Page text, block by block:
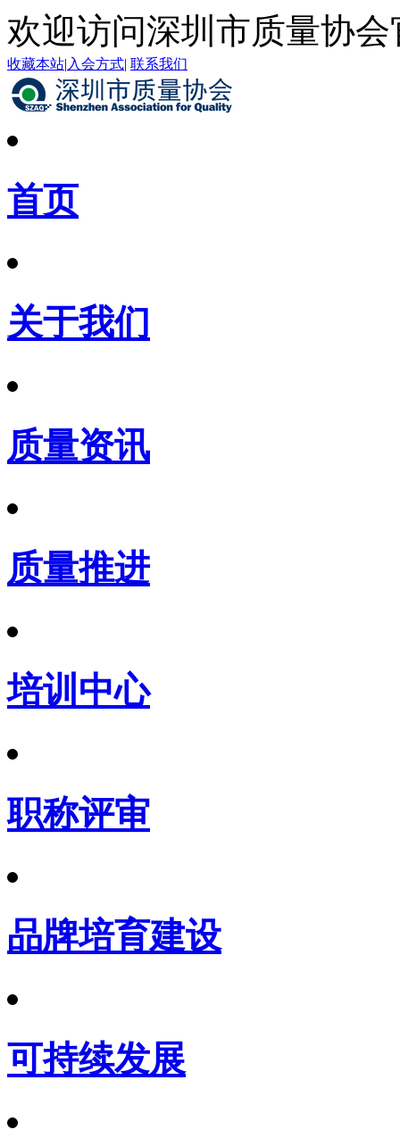
欢迎访问深圳市质量协会
收藏本站| 入会方式| 联系我们
首页
关于我们
质量资讯
质量推进
培训中心
职称评审
品牌培育建设
可持续发展